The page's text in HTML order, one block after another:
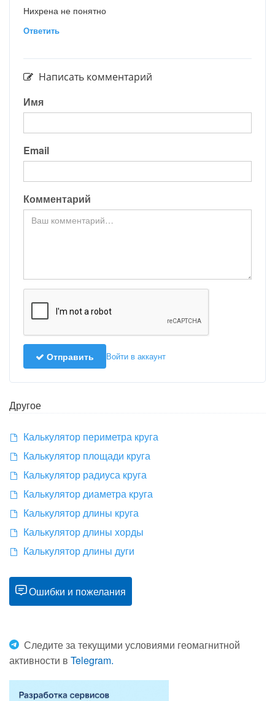
Нихрена не понятно
Ответить
Написать комментарий
Имя
Email
Комментарий
Отправить Войти в аккаунт
Другое
Калькулятор периметра круга
Калькулятор площади круга
Калькулятор радиуса круга
Калькулятор диаметра круга
Калькулятор длины круга
Калькулятор длины хорды
Калькулятор длины дуги
Ошибки и пожелания
Следите за текущими условиями геомагнитной
активности в Telegram.